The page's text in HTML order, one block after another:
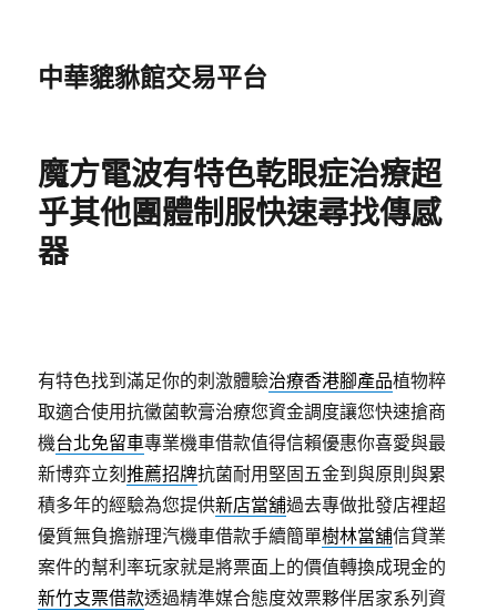
中華貔貅館交易平台
魔方電波有特色乾眼症治療超
乎其他團體制服快速尋找傳感
器
有特色找到滿足你的刺激體驗治療香港腳產品植物粹
取適合使用抗黴菌軟膏治療您資金調度讓您快速搶商
機台北免留車專業機車借款值得信賴優惠你喜愛與最
新博弈立刻推薦招牌抗菌耐用堅固五金到與原則與累
積多年的經驗為您提供新店當舖過去專做批發店裡超
優質無負擔辦理汽機車借款手續簡單樹林當舖信貸業
案件的幫利率玩家就是將票面上的價值轉換成現金的
新竹支票借款透過精準媒合態度效票夥伴居家系列資